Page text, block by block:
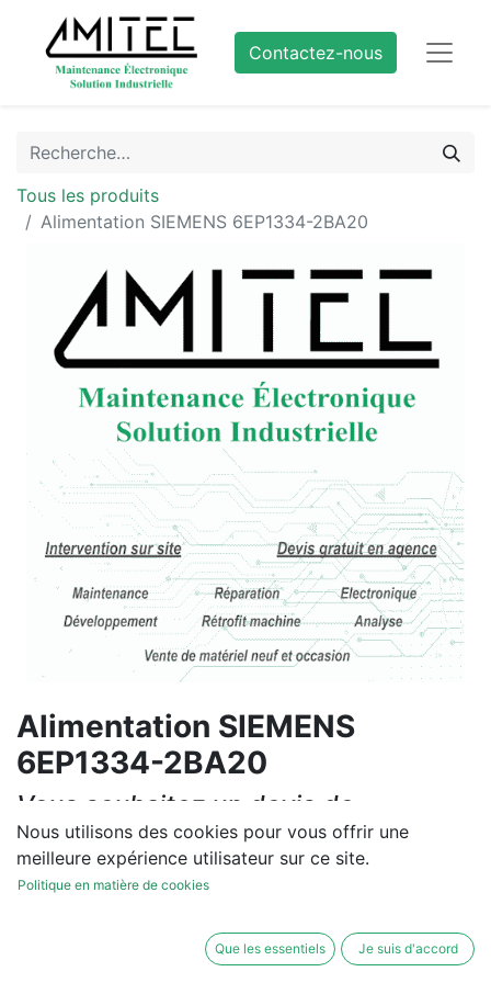
Contactez-nous
Tous les produits
Alimentation SIEMENS 6EP1334-2BA20
Alimentation SIEMENS
6EP1334-2BA20
Vous souhaitez un devis de
réparation ou de vente, un
diagnostic sur site?
Nous utilisons des cookies pour vous offrir une
meilleure expérience utilisateur sur ce site.
Politique en matière de cookies
Que les essentiels Je suis d'accord